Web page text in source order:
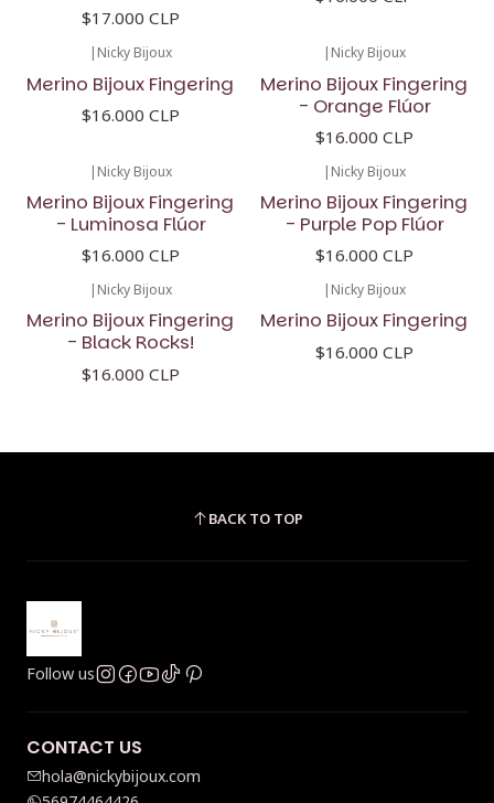
$17.000 CLP
| Nicky Bijoux
Merino Bijoux Fingering
$16.000 CLP
| Nicky Bijoux
Merino Bijoux Fingering
- Orange Flúor
$16.000 CLP
| Nicky Bijoux
Merino Bijoux Fingering
- Luminosa Flúor
$16.000 CLP
| Nicky Bijoux
Merino Bijoux Fingering
- Purple Pop Flúor
$16.000 CLP
| Nicky Bijoux
Merino Bijoux Fingering
- Black Rocks!
$16.000 CLP
| Nicky Bijoux
Merino Bijoux Fingering
$16.000 CLP
BACK TO TOP
Follow us
CONTACT US
hola@nickybijoux.com